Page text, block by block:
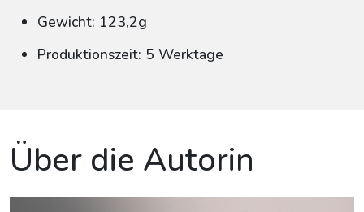
Gewicht: 123,2g
Produktionszeit: 5 Werktage
Über die Autorin